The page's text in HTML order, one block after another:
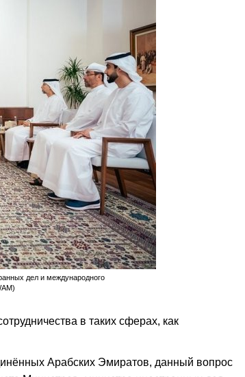
дел и международного
в таких сферах, как
Арабских Эмиратов, данный вопрос